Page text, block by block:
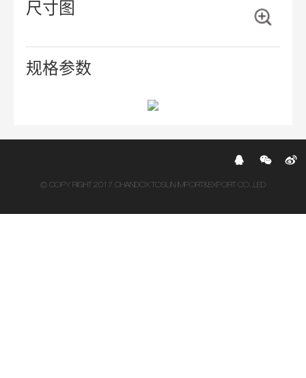
尺寸图
规格参数
© COPY RIGHT 2017 CHANDOX TOSUN IMPORT&EXPORT CO.,LED